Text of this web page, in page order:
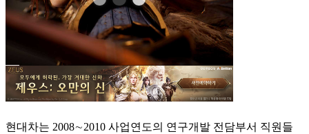
현대차는 2008∼2010 사업연도의 연구개발 전담부서 직원들